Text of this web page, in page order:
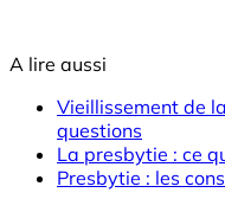
A lire aussi
Vieillissement de
questions
La presbytie : ce
Presbytie : les